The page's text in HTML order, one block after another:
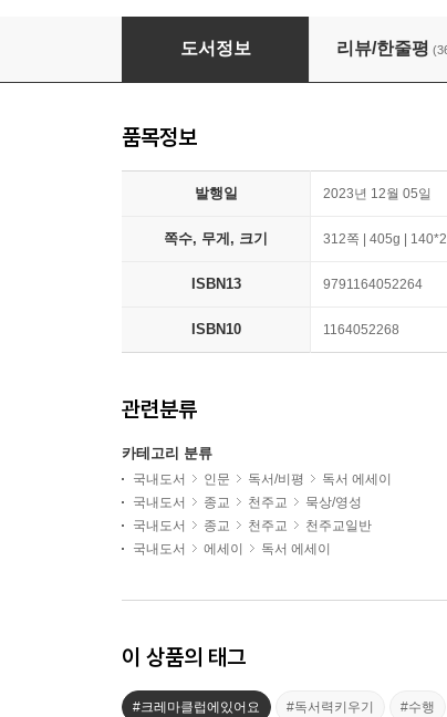
나를 돌보는 묵상독서
도서정보 리뷰/한줄평
품목정보
발행일 2023년 12월 05일
쪽수, 무게, 크기 312쪽 | 405g |
ISBN13 9791164052264
ISBN10 1164052268
관련분류
카테고리 분류
국내도서 인문 독서/비평
독서 에세이
국내도서
종교 천주교
묵상/영성
국내도서
종교 천주교
천주교일반
국내도서
에세이 독서 에세이
이 상품의 태그
#크레마클럽에있어요 #독서력키우기 #수행